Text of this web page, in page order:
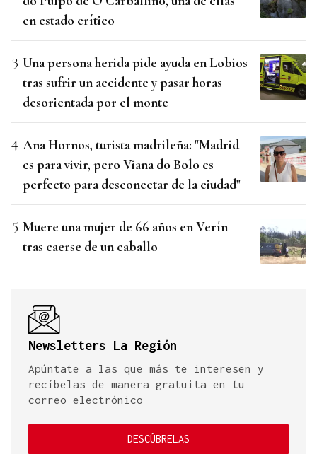
en estado crítico
Una persona herida pide ayuda en Lobios
tras sufrir un accidente y pasar horas
desorientada por el monte
Ana Hornos, turista madrileña: "Madrid
es para vivir, pero Viana do Bolo es
perfecto para desconectar de la ciudad"
Muere una mujer de 66 años en Verín
tras caerse de un caballo
Newsletters La Región
Apúntate a las que más te interesen y
recíbelas de manera gratuita en tu
correo electrónico
DESCÚBRELAS